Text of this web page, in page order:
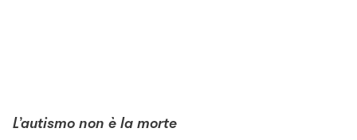
L’autismo non è la morte